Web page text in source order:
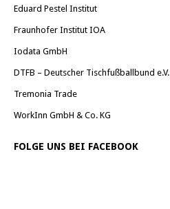
Eduard Pestel Institut
Fraunhofer Institut IOA
Iodata GmbH
DTFB – Deutscher Tischfußballbund e.V.
Tremonia Trade
WorkInn GmbH & Co. KG
FOLGE UNS BEI FACEBOOK